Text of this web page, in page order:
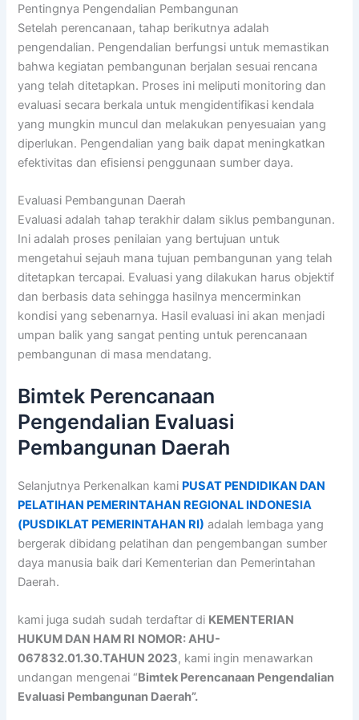
Pentingnya Pengendalian Pembangunan
Setelah perencanaan, tahap berikutnya adalah
pengendalian. Pengendalian berfungsi untuk memastikan
bahwa kegiatan pembangunan berjalan sesuai rencana
yang telah ditetapkan. Proses ini meliputi monitoring dan
evaluasi secara berkala untuk mengidentifikasi kendala
yang mungkin muncul dan melakukan penyesuaian yang
diperlukan. Pengendalian yang baik dapat meningkatkan
efektivitas dan efisiensi penggunaan sumber daya.
Evaluasi Pembangunan Daerah
Evaluasi adalah tahap terakhir dalam siklus pembangunan.
Ini adalah proses penilaian yang bertujuan untuk
mengetahui sejauh mana tujuan pembangunan yang telah
ditetapkan tercapai. Evaluasi yang dilakukan harus objektif
dan berbasis data sehingga hasilnya mencerminkan
kondisi yang sebenarnya. Hasil evaluasi ini akan menjadi
umpan balik yang sangat penting untuk perencanaan
pembangunan di masa mendatang.
Bimtek Perencanaan
Pengendalian Evaluasi
Pembangunan Daerah
Selanjutnya Perkenalkan kami PUSAT PENDIDIKAN DAN
PELATIHAN PEMERINTAHAN REGIONAL INDONESIA
(PUSDIKLAT PEMERINTAHAN RI) adalah lembaga yang
bergerak dibidang pelatihan dan pengembangan sumber
daya manusia baik dari Kementerian dan Pemerintahan
Daerah.
kami juga sudah sudah terdaftar di KEMENTERIAN
HUKUM DAN HAM RI NOMOR: AHU-
067832.01.30.TAHUN 2023, kami ingin menawarkan
undangan mengenai “Bimtek Perencanaan Pengendalian
Evaluasi Pembangunan Daerah”.